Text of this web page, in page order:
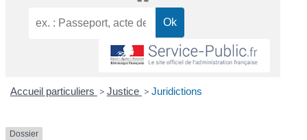
Accueil particuliers > Justice > Juridictions
Dossier